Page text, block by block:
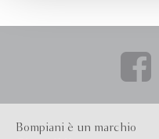
Bompiani è un marchio